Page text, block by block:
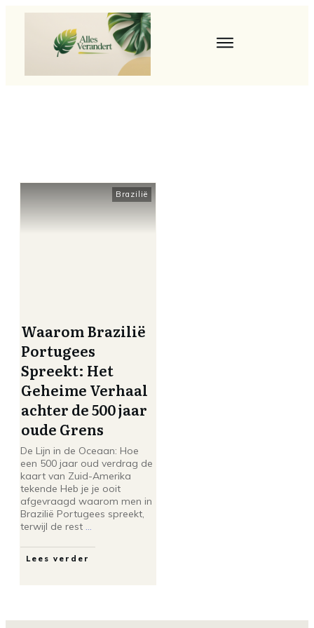
Brazilië
Waarom Brazilië
Portugees
Spreekt: Het
Geheime Verhaal
achter de 500 jaar
oude Grens
De Lijn in de Oceaan: Hoe
een 500 jaar oud verdrag de
kaart van Zuid-Amerika
tekende Heb je je ooit
afgevraagd waarom men in
Brazilië Portugees spreekt,
terwijl de rest ...
Lees verder